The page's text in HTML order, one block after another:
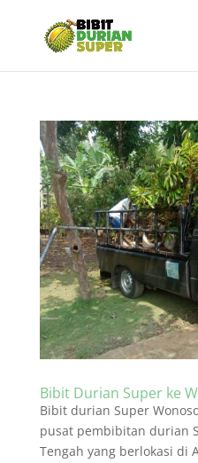
Bibit Durian Super ke
Bibit durian Super
pusat pembibitan durian
Tengah yang berlokasi di